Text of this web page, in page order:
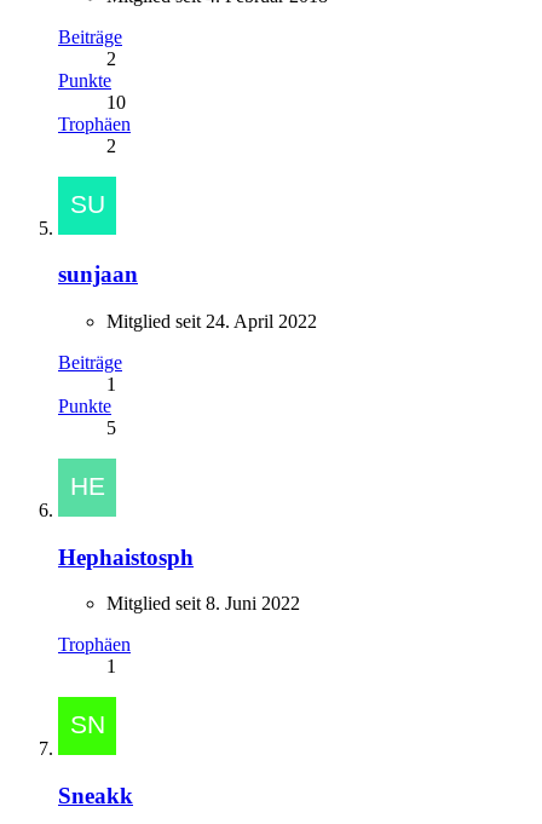
Beiträge
2
Punkte
10
Trophäen
2
sunjaan
Mitglied seit 24. April 2022
Beiträge
1
Punkte
5
Hephaistosph
Mitglied seit 8. Juni 2022
Trophäen
1
Sneakk